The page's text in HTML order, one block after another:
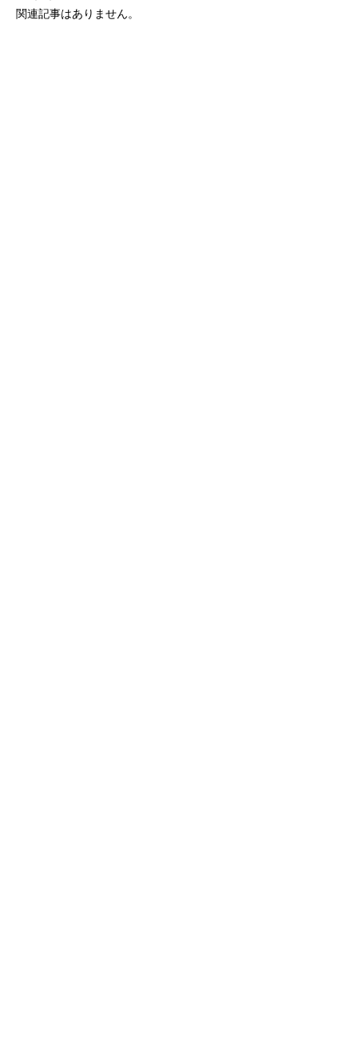
関連記事はありません。